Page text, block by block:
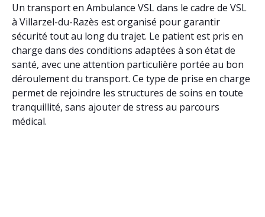
Un transport en Ambulance VSL dans le cadre de VSL
à Villarzel-du-Razès est organisé pour garantir
sécurité tout au long du trajet. Le patient est pris en
charge dans des conditions adaptées à son état de
santé, avec une attention particulière portée au bon
déroulement du transport. Ce type de prise en charge
permet de rejoindre les structures de soins en toute
tranquillité, sans ajouter de stress au parcours
médical.